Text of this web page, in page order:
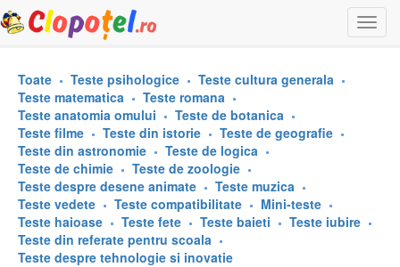
Toate Teste psihologice
Teste cultura generala
Teste matematica
Teste romana
Teste anatomia omului
Teste de botanica
Teste filme
Teste din istorie
Teste de geografie
Teste din astronomie
Teste de logica
Teste de chimie
Teste de zoologie
Teste despre desene animate
Teste muzica
Teste vedete
Teste compatibilitate
Mini-teste
Teste haioase
Teste fete Teste baieti
Teste iubire
Teste din referate pentru scoala
Teste despre tehnologie si inovatie